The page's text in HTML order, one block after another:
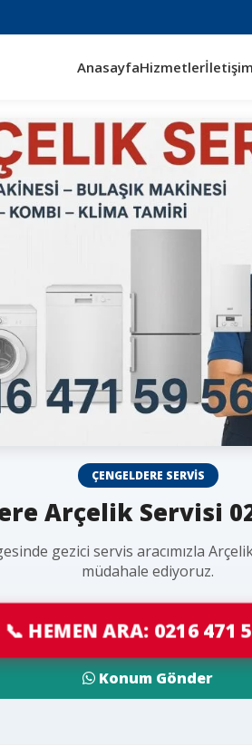
AnasayfaHizmetlerİletişim
ÇENGELDERE SERVIS
Arçelik Servisi
gezici servis aracımızla
müdahale ediyoruz.
📞 HEMEN ARA: 0216 471
Konum Gönder